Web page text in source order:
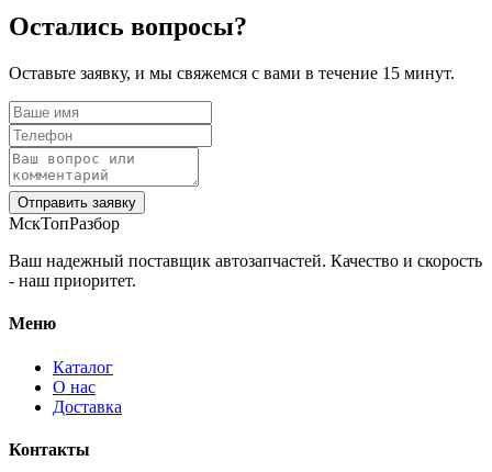
Остались вопросы?
Оставьте заявку, и мы свяжемся с вами в течение 15 минут.
Отправить заявку
МскТопРазбор
Ваш надежный поставщик автозапчастей. Качество и скорость
- наш приоритет.
Меню
Каталог
О нас
Доставка
Контакты